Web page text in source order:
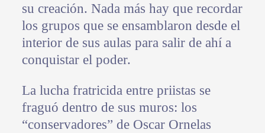
su creación. Nada más hay que recordar
los grupos que se ensamblaron desde el
interior de sus aulas para salir de ahí a
conquistar el poder.
La lucha fratricida entre priistas se
fraguó dentro de sus muros: los
“conservadores” de Oscar Ornelas